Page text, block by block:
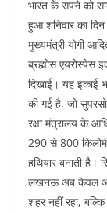
भारत के सपने को
हुआ शनिवार का
मुख्यमंत्री योगी
ब्रह्मोस एयरोस्पेस
दिखाई। यह इकाई
की गई है, जो
रक्षा मंत्रालय के
290 से 800
हथियार बनाती है।
लखनऊ अब केवल
शहर नहीं रहा,